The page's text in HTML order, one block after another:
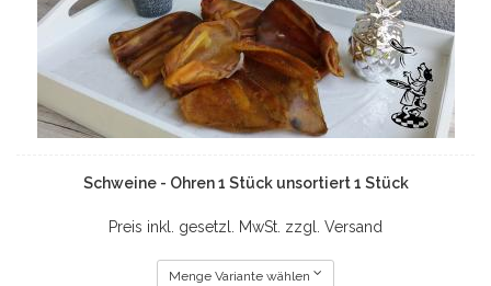
Schweine - Ohren 1 Stück unsortiert 1 Stück
Preis inkl. gesetzl. MwSt. zzgl. Versand
Menge Variante wählen